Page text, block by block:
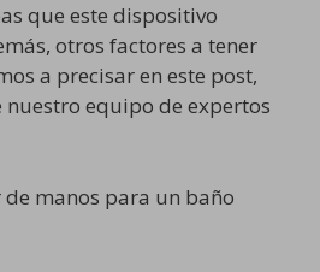
que este dispositivo
otros factores a tener
a precisar en este post,
equipo de expertos